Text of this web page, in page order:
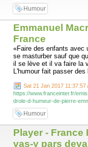
Humour
Emmanuel
France
«Faire des enfants avec
se masturber sauf que
il se lève et il va faire la
L'humour fait passer des
Sat 21 Jan 2017 11:37:57
https://www.franceinter.fr/
drole-d-humeur-de-pierre-
Humour
Player - France
vas-y pars